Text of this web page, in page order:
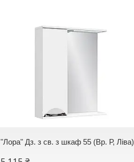
"Лора" Дз. з св. з шкаф 55 (Вр. Р, Ліва)